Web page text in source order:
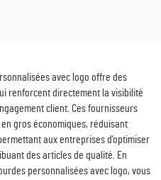
avec logo offre des
renforcent directement la visibilité
client. Ces fournisseurs
gros économiques, réduisant
aux entreprises d’optimiser
des articles de qualité. En
personnalisées avec logo, vous